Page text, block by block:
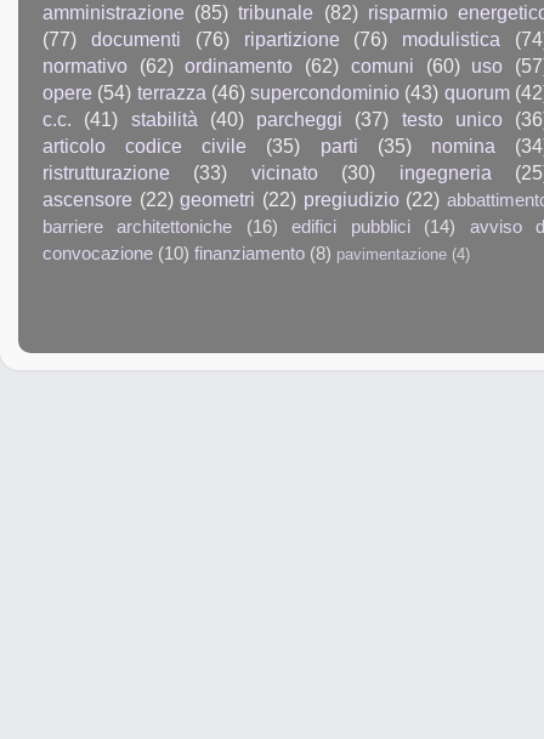
amministrazione (85) tribunale (82) risparmio
(77)
documenti (76) ripartizione (76) modulistica
normativo
(62) ordinamento (62) comuni (60) uso
opere (54) terrazza (46) supercondominio (43) quorum
c.c.
(41) stabilità (40) parcheggi (37) testo unico
articolo codice civile
(35) parti (35) nomina
ristrutturazione
(33) vicinato (30) ingegneria
ascensore (22) geometri (22) pregiudizio (22)
barriere architettoniche
(16) edifici pubblici (14)
avviso
convocazione (10) finanziamento (8) pavimentazione (4)